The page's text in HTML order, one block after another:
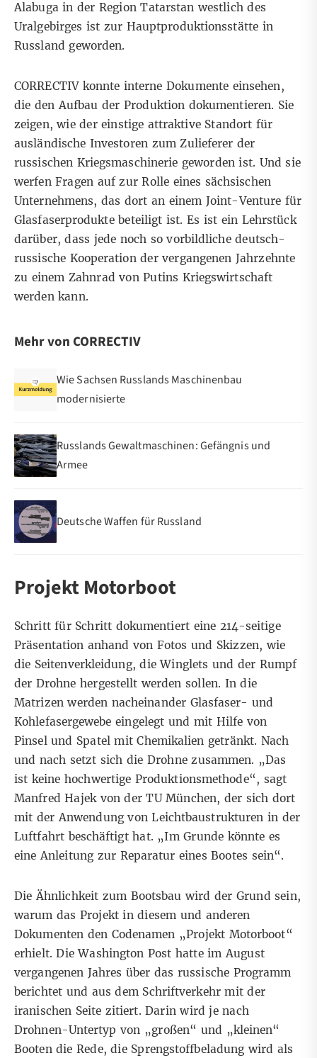
Alabuga in der Region Tatarstan westlich des
Uralgebirges ist zur Hauptproduktionsstätte in
Russland geworden.
CORRECTIV konnte interne Dokumente einsehen,
die den Aufbau der Produktion dokumentieren. Sie
zeigen, wie der einstige attraktive Standort für
ausländische Investoren zum Zulieferer der
russischen Kriegsmaschinerie geworden ist. Und sie
werfen Fragen auf zur Rolle eines sächsischen
Unternehmens, das dort an einem Joint-Venture für
Glasfaserprodukte beteiligt ist. Es ist ein Lehrstück
darüber, dass jede noch so vorbildliche deutsch-
russische Kooperation der vergangenen Jahrzehnte
zu einem Zahnrad von Putins Kriegswirtschaft
werden kann.
Mehr von CORRECTIV
Wie Sachsen Russlands Maschinenbau
modernisierte
Russlands Gewaltmaschinen: Gefängnis und
Armee
Deutsche Waffen für Russland
Projekt Motorboot
Schritt für Schritt dokumentiert eine 214-seitige
Präsentation anhand von Fotos und Skizzen, wie
die Seitenverkleidung, die Winglets und der Rumpf
der Drohne hergestellt werden sollen. In die
Matrizen werden nacheinander Glasfaser- und
Kohlefasergewebe eingelegt und mit Hilfe von
Pinsel und Spatel mit Chemikalien getränkt. Nach
und nach setzt sich die Drohne zusammen. „Das
ist keine hochwertige Produktionsmethode“, sagt
Manfred Hajek von der TU München, der sich dort
mit der Anwendung von Leichtbaustrukturen in der
Luftfahrt beschäftigt hat. „Im Grunde könnte es
eine Anleitung zur Reparatur eines Bootes sein“.
Die Ähnlichkeit zum Bootsbau wird der Grund sein,
warum das Projekt in diesem und anderen
Dokumenten den Codenamen „Projekt Motorboot“
erhielt. Die Washington Post hatte im August
vergangenen Jahres über das russische Programm
berichtet und aus dem Schriftverkehr mit der
iranischen Seite zitiert. Darin wird je nach
Drohnen-Untertyp von „großen“ und „kleinen“
Booten die Rede, die Sprengstoffbeladung wird als